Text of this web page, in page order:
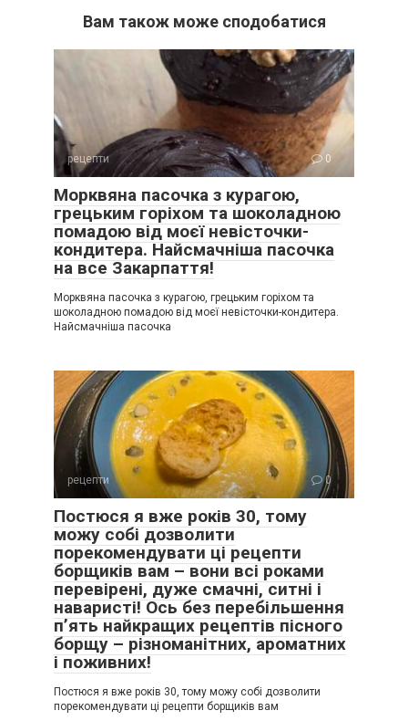
Вам також може сподобатися
рецепти 0
Морквяна пасочка з курагою,
грецьким горіхом та шоколадною
помадою від моєї невісточки-
кондитера. Найсмачніша пасочка
на все Закарпаття!
Морквяна пасочка з курагою, грецьким горіхом та
шоколадною помадою від моєї невісточки-кондитера.
Найсмачніша пасочка
рецепти 0
Постюся я вже років 30, тому
можу собі дозволити
порекомендувати ці рецепти
борщиків вам – вони всі роками
перевірені, дуже смачні, ситні і
наваристі! Ось без перебільшення
п’ять найкращих рецептів пісного
борщу – різноманітних, ароматних
і поживних!
Постюся я вже років 30, тому можу собі дозволити
порекомендувати ці рецепти борщиків вам